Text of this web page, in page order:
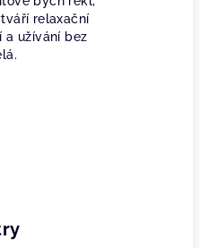
relaxační
a užívání bez